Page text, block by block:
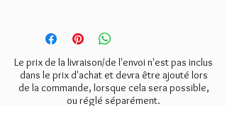
Merci de bien veiller à
sélectionner le tarif indiqué ci-
dessous lors de la commande.
- Mondial Relay:6€
- Colissimo:8€
- Retrait gratuit à l'atelier
Le prix de la livraison/de l'envoi n'est pas inclus
dans le prix d'achat et devra être ajouté lors
de la commande, lorsque cela sera possible,
ou réglé séparément.